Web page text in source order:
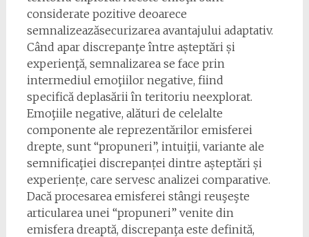
considerate pozitive deoarece
semnalizeazăsecurizarea avantajului adaptativ.
Când apar discrepanţe între așteptări și
experienţă, semnalizarea se face prin
intermediul emoţiilor negative, fiind
specifică deplasării în teritoriu neexplorat.
Emoţiile negative, alături de celelalte
componente ale reprezentărilor emisferei
drepte, sunt “propuneri”, intuiţii, variante ale
semnificaţiei discrepanței dintre așteptări și
experiențe, care servesc analizei comparative.
Dacă procesarea emisferei stângi reuşeşte
articularea unei “propuneri” venite din
emisfera dreaptă, discrepanţa este definită,